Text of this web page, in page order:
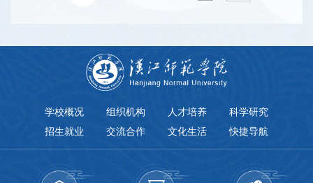
学校概况 组织机构 人才培养
科学研究
招生就业
交流合作 文化生活 快捷导航